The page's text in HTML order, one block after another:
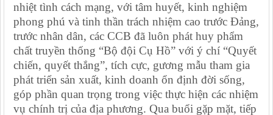
nhiệt tình cách mạng, với tâm huyết, kinh nghiệm
phong phú và tinh thần trách nhiệm cao trước Đảng,
trước nhân dân, các CCB đã luôn phát huy phẩm
chất truyền thống “Bộ đội Cụ Hồ” với ý chí “Quyết
chiến, quyết thắng”, tích cực, gương mẫu tham gia
phát triển sản xuất, kinh doanh ổn định đời sống,
góp phần quan trọng trong việc thực hiện các nhiệm
vụ chính trị của địa phương. Qua buổi gặp mặt, tiếp